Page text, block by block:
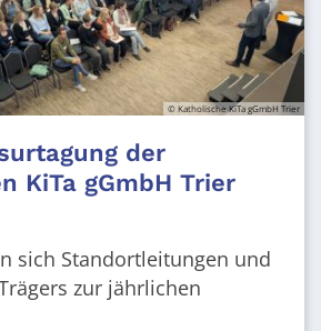
© Katholische KiTa gGmbH Trier
der
KiTa gGmbH Trier
sich Standortleitungen und
zur jährlichen